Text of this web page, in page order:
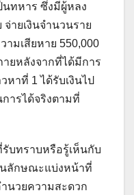
นทหาร ซึ่งมีผู้หลง
จ่ายเงินจำนวนราย
มเสียหาย 550,000
ยหลังจากที่ได้มีการ
หาที่ 1 ได้รับเงินไป
ารได้จริงตามที่
บทราบหรือรู้เห็นกับ
นลักษณะแบ่งหน้าที่
นวยความสะดวก